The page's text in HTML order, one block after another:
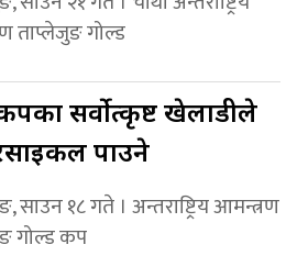
ताप्लेजुङ गोल्ड
सर्वोत्कृष्ट खेलाडीले
पाउने
साउन १८ गते । अन्तराष्ट्रिय आमन्त्रण
गोल्ड कप